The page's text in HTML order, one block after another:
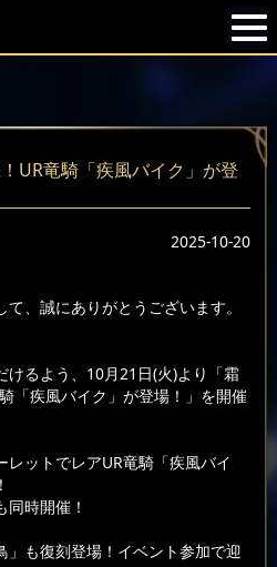
UR竜騎「疾風バイク」が登
2025-10-20
、誠にありがとうございます。
けるよう、10月21日(火)より「霜
「疾風バイク」が登場！」を開催
ットでレアUR竜騎「疾風バイ
時開催！
」も復刻登場！イベント参加で迎